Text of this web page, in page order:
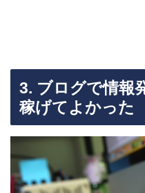
3. ブログで情報
稼げてよかった